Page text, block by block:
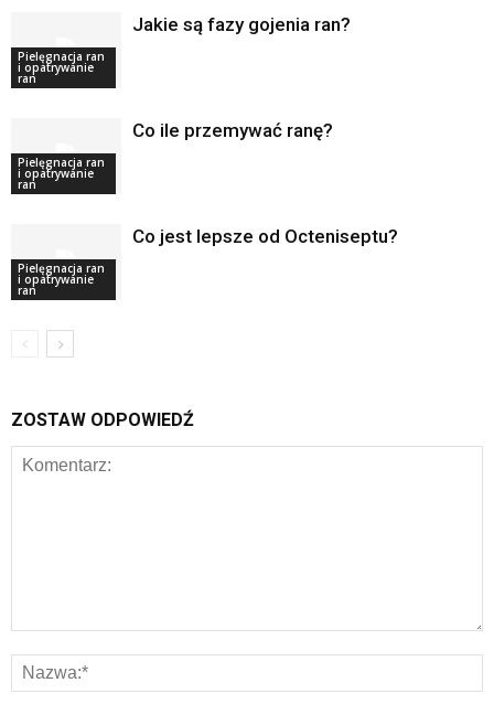
Pielęgnacja ran
i opatrywanie
ran
Jakie są fazy gojenia ran?
Pielęgnacja ran
i opatrywanie
ran
Co ile przemywać ranę?
Pielęgnacja ran
i opatrywanie
ran
Co jest lepsze od Octeniseptu?
ZOSTAW ODPOWIEDŹ